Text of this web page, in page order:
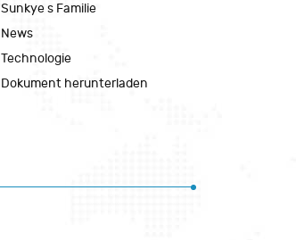
Sunkye s Familie
News
Technologie
Dokument herunterladen